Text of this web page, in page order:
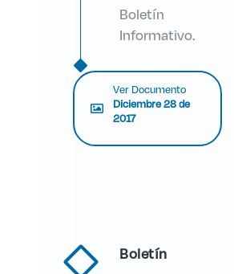
Boletín
Informativo.
Ver Documento
Diciembre 28 de
2017
Boletín